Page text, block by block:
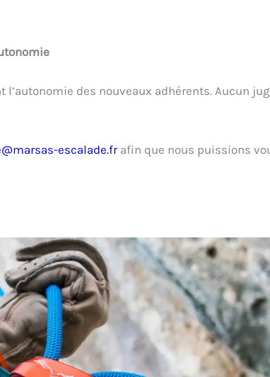
des nouveaux adhérents. Aucun
escalade.frafin que nous puissions